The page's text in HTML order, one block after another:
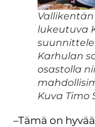
lukeutuva
Karhulan
osastolla
Kuva Timo
–Tämä on